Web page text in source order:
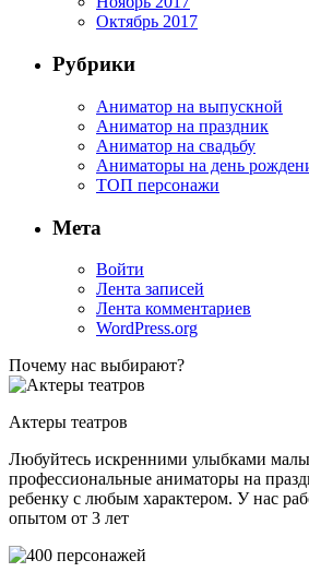
Октябрь 2017
Рубрики
Аниматор на выпускной
Аниматор на праздник
Аниматор на свадьбу
Аниматоры на день
ТОП персонажи
Мета
Войти
Лента записей
Лента комментариев
WordPress.org
Почему нас выбирают?
Актеры театров
Любуйтесь искренними улыбками
профессиональные аниматоры на
ребенку с любым характером. У нас
опытом от 3 лет